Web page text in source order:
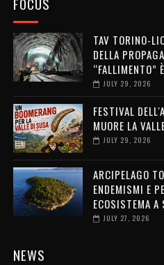
TAV TORINO-
DELLA
“FALLIMENTO”
JULY 29, 2026
FESTIVAL
MUORE LA
JULY 29, 2026
ARCIPELAGO
ENDEMISMI E
ECOSISTEMA A
JULY 27, 2026
NEWS